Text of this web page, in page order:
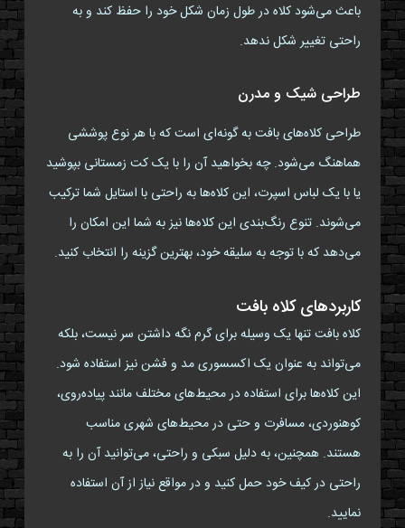
باعث می‌شود کلاه در طول زمان شکل خود را حفظ کند و به
راحتی تغییر شکل ندهد.
طراحی شیک و مدرن
طراحی کلاه‌های بافت به گونه‌ای است که با هر نوع پوششی
هماهنگ می‌شود. چه بخواهید آن را با یک کت زمستانی بپوشید
یا با یک لباس اسپرت، این کلاه‌ها به راحتی با استایل شما ترکیب
می‌شوند. تنوع رنگ‌بندی این کلاه‌ها نیز به شما این امکان را
می‌دهد که با توجه به سلیقه خود، بهترین گزینه را انتخاب کنید.
کاربردهای کلاه بافت
کلاه بافت تنها یک وسیله برای گرم نگه داشتن سر نیست، بلکه
می‌تواند به عنوان یک اکسسوری مد و فشن نیز استفاده شود.
این کلاه‌ها برای استفاده در محیط‌های مختلف مانند پیاده‌روی،
کوهنوردی، مسافرت و حتی در محیط‌های شهری مناسب
هستند. همچنین، به دلیل سبکی و راحتی، می‌توانید آن را به
راحتی در کیف خود حمل کنید و در مواقع نیاز از آن استفاده
نمایید.